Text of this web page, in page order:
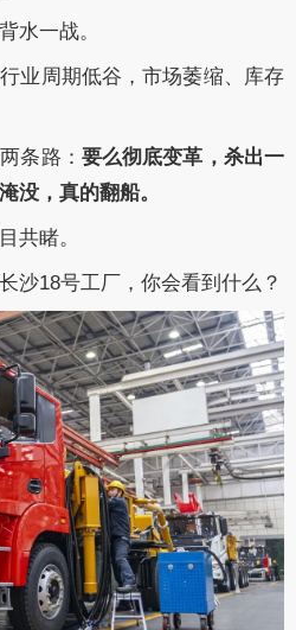
水一战。
业周期低谷，市场萎缩、库存
条路： 要么彻底变革，杀出一
没，真的翻船。
共睹。
沙18号工厂，你会看到什么？